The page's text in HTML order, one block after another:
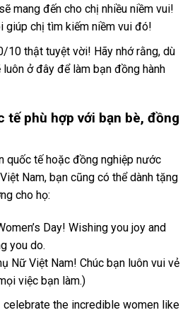
mang đến cho chị nhiều niềm vui!
giúp chị tìm kiếm niềm vui đó!
10 thật tuyệt vời! Hãy nhớ rằng, dù
ở đây để làm bạn đồng hành
tế phù hợp với bạn bè, đồng
quốc tế hoặc đồng nghiệp nước
Nam, bạn cũng có thể dành tặng
cho họ:
Day! Wishing you joy and
you do.
Nữ Việt Nam! Chúc bạn luôn vui vẻ
việc bạn làm.)
celebrate the incredible women like